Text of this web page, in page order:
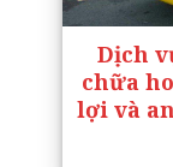
Dịch
chữa
lợi và